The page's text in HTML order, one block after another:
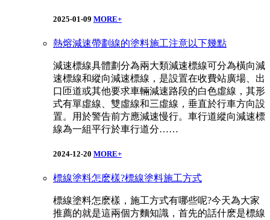
2025-01-09 MORE+
熱熔減速帶劃線的塗料施工注意以下幾點
減速標線具體劃分為兩大類減速標線可分為橫向減
速標線和縱向減速標線，是設置在收費站廣場、出
口匝道或其他要求車輛減速路段的白色虛線，其形
式有單虛線、雙虛線和三虛線，垂直於行車方向設
置。用於警告前方應減速慢行。車行道縱向減速標
線為一組平行於車行道分……
2024-12-20 MORE+
標線塗料怎麽樣?標線塗料施工方式
標線塗料怎麽樣，施工方式有哪些呢?今天為大家
推薦的就是這兩個方麵知識，首先的話什麽是標線